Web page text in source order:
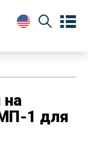
на
1 для